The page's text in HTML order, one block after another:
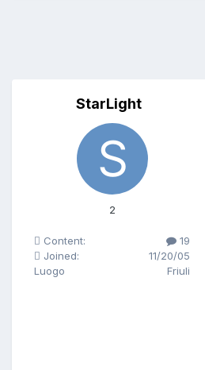
StarLight
2
Content:
19
Joined:
11/20/05
Luogo
Friuli